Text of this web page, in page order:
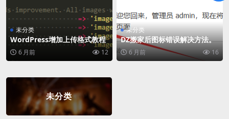
未分类
WordPress增加上传格式教程
6 月前 12
未分类
DZ搬家后图标错误解决方法。
6 月前 16
未分类